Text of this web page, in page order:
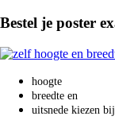
Bestel je poster
hoogte
breedte en
uitsnede kiezen